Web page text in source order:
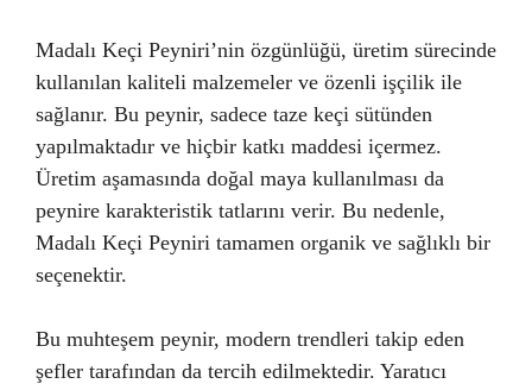
Madalı Keçi Peyniri’nin özgünlüğü, üretim sürecinde
kullanılan kaliteli malzemeler ve özenli işçilik ile
sağlanır. Bu peynir, sadece taze keçi sütünden
yapılmaktadır ve hiçbir katkı maddesi içermez.
Üretim aşamasında doğal maya kullanılması da
peynire karakteristik tatlarını verir. Bu nedenle,
Madalı Keçi Peyniri tamamen organik ve sağlıklı bir
seçenektir.
Bu muhteşem peynir, modern trendleri takip eden
şefler tarafından da tercih edilmektedir. Yaratıcı